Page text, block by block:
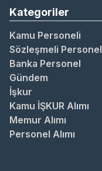
Kategoriler
Kamu Personeli
Sözleşmeli Personel
Banka Personel
Gündem
İşkur
Kamu İŞKUR Alımı
Memur Alımı
Personel Alımı